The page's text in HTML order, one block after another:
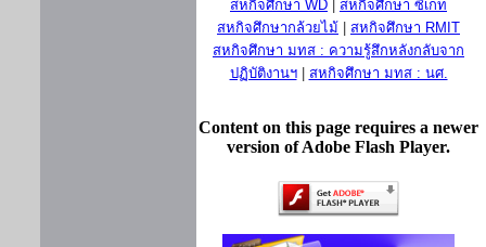
สหกิจศึกษา WD
สหกิจศึกษา ซีเกท
สหกิจศึกษากล้วยไม้
สหกิจศึกษา RMIT
สหกิจศึกษา มทส : ความรู้สึกหลังกลับจาก
ปฏิบัติงานฯ| สหกิจศึกษา มทส : นศ.
Content on this page requires a newer
version of Adobe Flash Player.